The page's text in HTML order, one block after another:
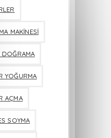
MAKİNESİ
DOĞRAMA
YOĞURMA
AÇMA
SOYMA